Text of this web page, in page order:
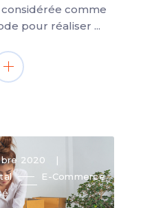
considérée comme
pour réaliser
2020
E-Commerce